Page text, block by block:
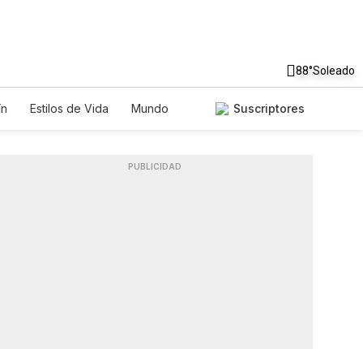
88°Soleado
Estilos de Vida
Mundo
Suscriptores
PUBLICIDAD